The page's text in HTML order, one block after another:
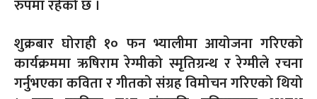
रुपमा रहेको छ ।
शुक्रबार घोराही १० फन भ्यालीमा आयोजना गरिएको
कार्यक्रममा ऋषिराम रेग्मीको स्मृतिग्रन्थ र रेग्मीले रचना
गर्नुभएका कविता र गीतको संग्रह विमोचन गरिएको थियो